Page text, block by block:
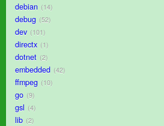
debian 14
debug 52
dev 101
directx 1
dotnet 2
embedded 42
ffmpeg 10
go 9
gsl 4
lib 2